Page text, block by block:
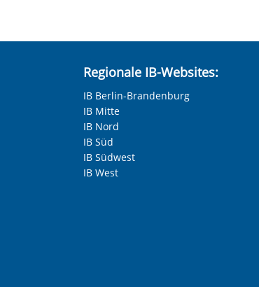
Regionale IB-Websites:
IB Berlin-Brandenburg
IB Mitte
IB Nord
IB Süd
IB Südwest
IB West